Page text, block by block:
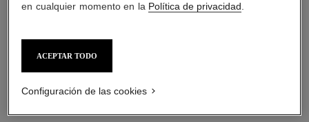
pestañas.
en cualquier momento en la Política de privacidad
ACEPTAR TODO
Configuración de las cookies